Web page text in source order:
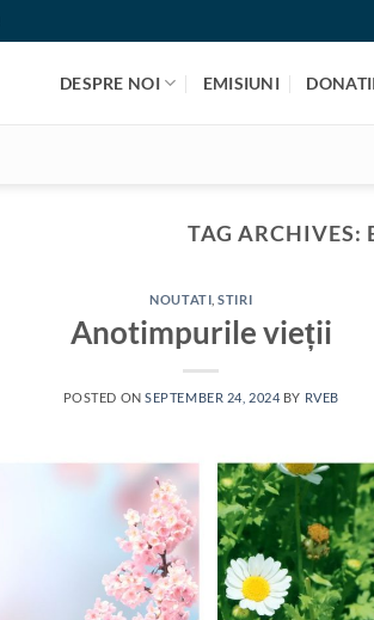
DESPRE NOI EMISIUNI
TAG ARCHIVES:
NOUTATI ,STIRI
Anotimpurile vieții
POSTED ONSEPTEMBER 24, 2024 BY RVEB